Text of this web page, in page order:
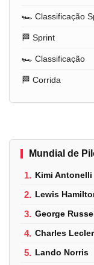
🏎️ Classificação
🏁 Sprint
🏎️ Classificação
🏁 Corrida
Mundial de
1. Kimi Antonelli
2. Lewis
3. George
4. Charles
5. Lando Norris